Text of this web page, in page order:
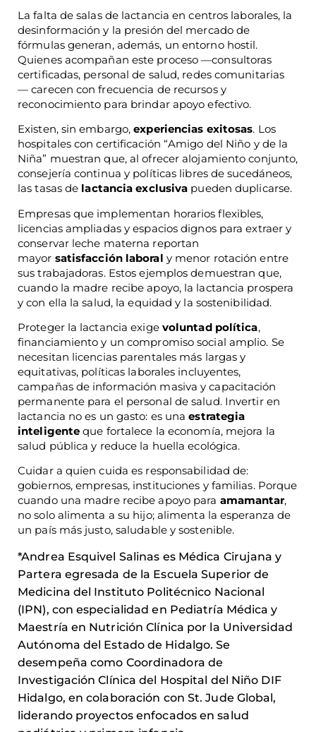
La falta de salas de lactancia en centros laborales, la
desinformación y la presión del mercado de
fórmulas generan, además, un entorno hostil.
Quienes acompañan este proceso —consultoras
certificadas, personal de salud, redes comunitarias
— carecen con frecuencia de recursos y
reconocimiento para brindar apoyo efectivo.
Existen, sin embargo,experiencias exitosas. Los
hospitales con certificación “Amigo del Niño y de la
Niña” muestran que, al ofrecer alojamiento conjunto,
consejería continua y políticas libres de sucedáneos,
las tasas de lactancia exclusiva pueden duplicarse.
Empresas que implementan horarios flexibles,
licencias ampliadas y espacios dignos para extraer y
conservar leche materna reportan
mayor satisfacción laboral y menor rotación entre
sus trabajadoras. Estos ejemplos demuestran que,
cuando la madre recibe apoyo, la lactancia prospera
y con ella la salud, la equidad y la sostenibilidad.
Proteger la lactancia exige voluntad política,
financiamiento y un compromiso social amplio. Se
necesitan licencias parentales más largas y
equitativas, políticas laborales incluyentes,
campañas de información masiva y capacitación
permanente para el personal de salud. Invertir en
lactancia no es un gasto: es unaestrategia
inteligente que fortalece la economía, mejora la
salud pública y reduce la huella ecológica.
Cuidar a quien cuida es responsabilidad de:
gobiernos, empresas, instituciones y familias. Porque
cuando una madre recibe apoyo para amamantar,
no solo alimenta a su hijo; alimenta la esperanza de
un país más justo, saludable y sostenible.
*Andrea Esquivel Salinas es Médica Cirujana y
Partera egresada de la Escuela Superior de
Medicina del Instituto Politécnico Nacional
(IPN), con especialidad en Pediatría Médica y
Maestría en Nutrición Clínica por la Universidad
Autónoma del Estado de Hidalgo. Se
desempeña como Coordinadora de
Investigación Clínica del Hospital del Niño DIF
Hidalgo, en colaboración con St. Jude Global,
liderando proyectos enfocados en salud